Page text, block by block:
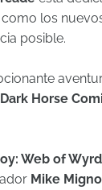
los
posible.
Dark Horse
Web of Wyrd
Mike